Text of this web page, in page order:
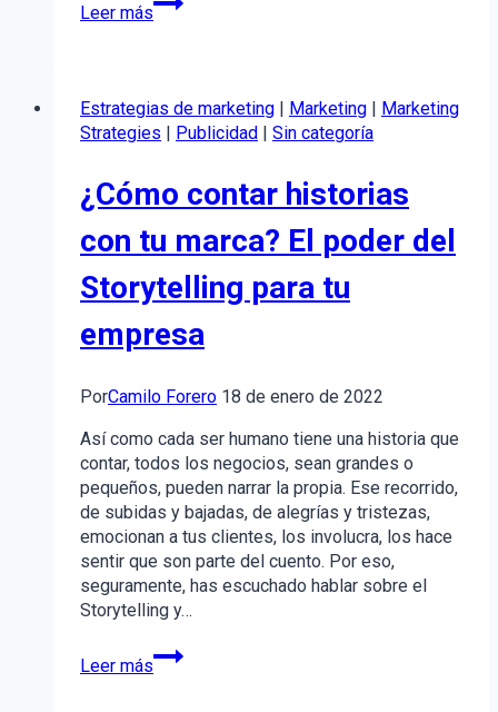
Leer máses
marketing?
Definición,
fases
plataformas
aplicación
Estrategias de marketing Marketing
Marketing
Strategies
Publicidad Sin categoría
¿Cómo contar historias
con tu marca? El poder del
Storytelling para tu
empresa
PorCamilo Forero 18 de enero de 2022
Así como cada ser humano tiene una historia que
contar, todos los negocios, sean grandes o
pequeños, pueden narrar la propia. Ese recorrido,
de subidas y bajadas, de alegrías y tristezas,
emocionan a tus clientes, los involucra, los hace
sentir que son parte del cuento. Por eso,
seguramente, has escuchado hablar sobre el
Storytelling y…
Leer más
¿Cómo
contar